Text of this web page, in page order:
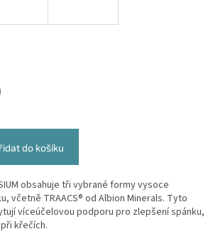
do košíku
obsahuje tři vybrané formy vysoce
včetně TRAACS® od Albion Minerals. Tyto
víceúčelovou podporu pro zlepšení spánku,
křečích.